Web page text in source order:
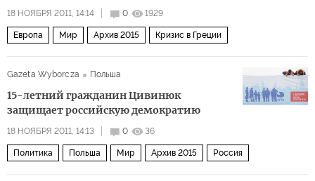
18 НОЯБРЯ 2011, 14:14 0 1929
Европа Мир Архив 2015 Кризис в Греции
Gazeta Wyborcza Польша
15-летний гражданин Цивинюк
защищает российскую демократию
18 НОЯБРЯ 2011, 14:13 0 36
Политика Польша Мир Архив 2015 Россия